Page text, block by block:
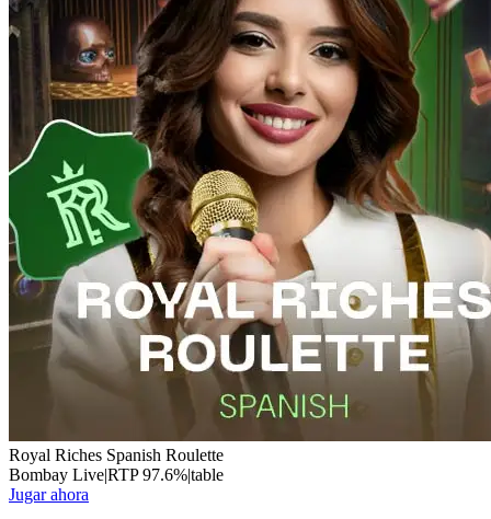
Royal Riches Spanish Roulette
Bombay Live|RTP97.6%|table
Jugar ahora